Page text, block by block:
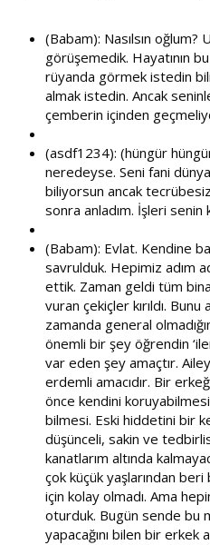
(Babam): Nasılsın oğlum?
görüşemedik. Hayatının
rüyanda görmek istedin
almak istedin. Ancak
çemberin içinden
(asdf1234): (hüngür
neredeyse. Seni fani
biliyorsun ancak
sonra anladım. İşleri
(Babam): Evlat. Kendine
savrulduk. Hepimiz adım
ettik. Zaman geldi tüm
vuran çekiçler kırıldı.
zamanda general
önemli bir şey öğrendin
var eden şey amaçtır.
erdemli amacıdır. Bir
önce kendini
bilmesi. Eski hiddetini bir
düşünceli, sakin ve
kanatlarım altında
çok küçük yaşlarından
için kolay olmadı. Ama
oturduk. Bugün sende bu
yapacağını bilen bir erkek